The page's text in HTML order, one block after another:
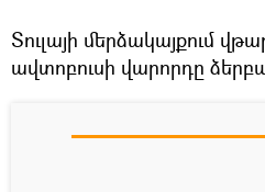
Տուլայի մերձակայքում
ավտոբուսի վարորդը